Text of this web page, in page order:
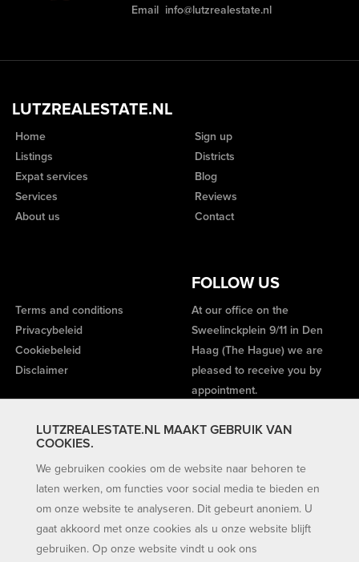
LUTZREALESTATE.NL MAAKT GEBRUIK VAN
COOKIES.
We gebruiken cookies om de website naar behoren te
laten werken, om functies voor social media te bieden en
om onze website te analyseren. Dit gebeurt anoniem. U
gaat akkoord met onze cookies als u onze website blijft
gebruiken. Op onze website vindt u ook ons
Email info@lutzrealestate.nl
LUTZREALESTATE.NL
Home
Listings
Expat services
Services
About us
Sign up
Districts
Blog
Reviews
Contact
FOLLOW US
Terms and conditions
Privacybeleid
Cookiebeleid
Disclaimer
At our office on the
Sweelinckplein 9/11 in Den
Haag (The Hague) we are
pleased to receive you by
appointment.